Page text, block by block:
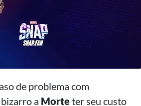
de problema com
a Morteter seu custo